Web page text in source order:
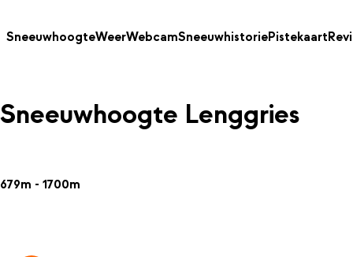
SneeuwhoogteWeerWebcamSneeuwhistoriePistekaart
Sneeuwhoogte Lenggries
679m - 1700m